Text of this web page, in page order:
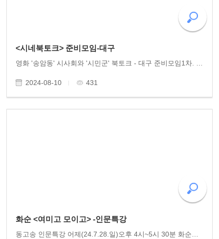
<시네북토크> 준비모임-대구
영화 '송암동' 시사회와 '시민군' 북토크 - 대구 준비모임1차. 오는 10월에 대구에서 개최되는 준비모임을 어제(7.31.수) 대구에서 열렸습니다. 70년 80년대에 민주화운동에 헌신한 대구지역 선배들이 20여 명이 넘게 모여 광주에서 방문한 동고송 이사들을 크게 환영하며..
2024-08-10 431
화순 <여미고 모이고> -인문특강
동고송 인문특강 어제(24.7.28.일)오후 4시~5시 30분 화순의 인문단체 (대표 고용호)에서 회원 20여 명이 모인 가운데 동고송 상임이사 황광우 작가의 역사특강이 있었습니다. 근현대사 부분에서 빨치산의 역사를 소개하며 백아산과 모후산에 이어 조계산과 백운산을 무대로..